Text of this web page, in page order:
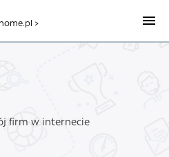
>
firm w internecie